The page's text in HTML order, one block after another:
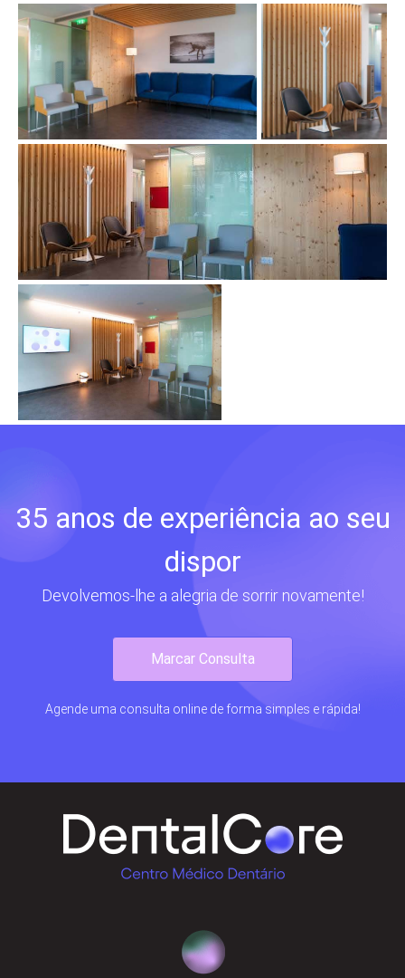
35 anos de experiência ao seu
dispor
Devolvemos-lhe a alegria de sorrir novamente!
Marcar Consulta
Agende uma consulta online de forma simples e rápida!